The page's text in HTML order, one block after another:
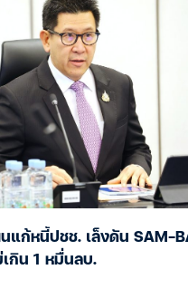
แก้หนี้ปชช. เล็งดัน SAM-
เกิน 1 หมื่นลบ.